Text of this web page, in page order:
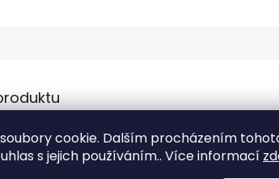
cookie. Dalším procházením
s jejich používáním.. Více informací
déle než čtvrt století sleduje vývoj a nové
Dá se říci, že o věci ví téměř vše, co se